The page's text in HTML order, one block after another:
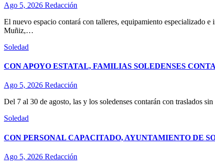
Ago 5, 2026 Redacción
El nuevo espacio contará con talleres, equipamiento especializado
Muñiz,…
Soledad
CON APOYO ESTATAL, FAMILIAS SOLEDENSES
Ago 5, 2026 Redacción
Del 7 al 30 de agosto, las y los soledenses contarán con traslados
Soledad
CON PERSONAL CAPACITADO, AYUNTAMIENTO DE
Ago 5, 2026 Redacción